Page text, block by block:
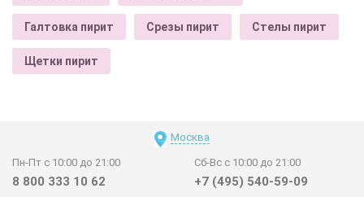
Галтовка пирит Срезы пирит Стелы пирит
Щетки пирит
Москва
Пн-Пт с 10:00 до 21:00
8 800 333 10 62
Сб-Вс с 10:00 до 21:00
+7 (495) 540-59-09